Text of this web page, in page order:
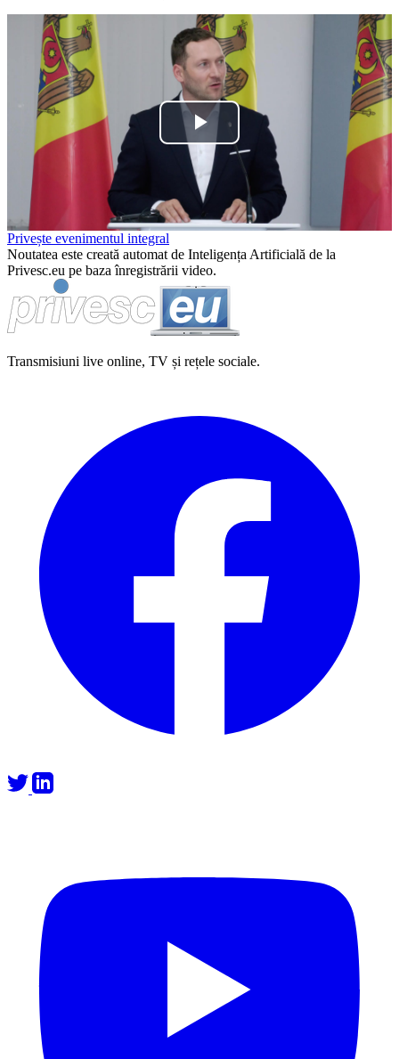
Play
Video
Privește evenimentul integral
Noutatea este creată automat de Inteligența Artificială de la
Privesc.eu pe baza înregistrării video.
Transmisiuni live online, TV și rețele sociale.